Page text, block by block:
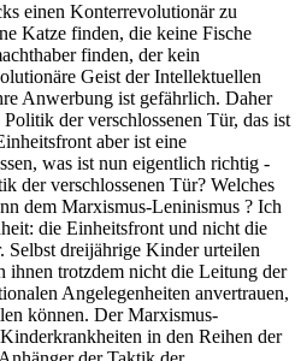
einen Konterrevolutionär zu
Katze finden, die keine Fische
finden, der kein
Geist der Intellektuellen
Anwerbung ist gefährlich. Daher
der verschlossenen Tür, das ist
aber ist eine
was ist nun eigentlich richtig -
der verschlossenen Tür? Welches
dem Marxismus-Leninismus ? Ich
die Einheitsfront und nicht die
Selbst dreijährige Kinder urteilen
ihnen trotzdem nicht die Leitung der
Angelegenheiten anvertrauen,
können. Der Marxismus-
in den Reihen der